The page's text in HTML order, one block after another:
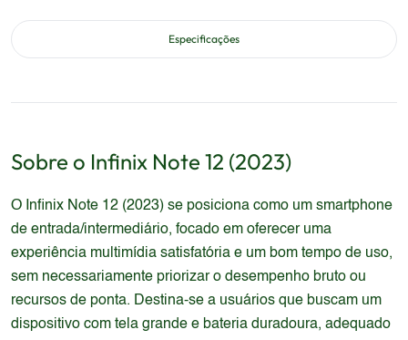
Especificações
Sobre o Infinix Note 12 (2023)
O Infinix Note 12 (2023) se posiciona como um smartphone
de entrada/intermediário, focado em oferecer uma
experiência multimídia satisfatória e um bom tempo de uso,
sem necessariamente priorizar o desempenho bruto ou
recursos de ponta. Destina-se a usuários que buscam um
dispositivo com tela grande e bateria duradoura, adequado